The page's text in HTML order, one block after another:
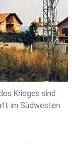
Krieges sind
im Südwesten